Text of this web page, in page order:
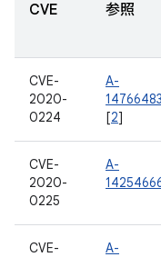
CVE 参照
CVE-
2020-
0224
A-
[2]
CVE-
2020-
0225
A-
CVE-
A-